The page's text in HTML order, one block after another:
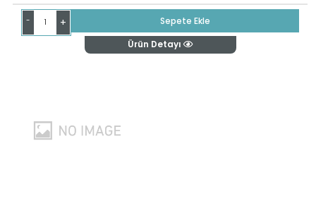
- +
Sepete Ekle
Ürün Detayı